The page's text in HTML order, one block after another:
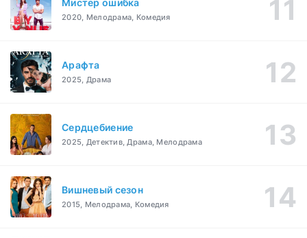
Мистер ошибка
2020, Мелодрама, Комедия
Арафта
2025, Драма
Сердцебиение
2025, Детектив, Драма, Мелодрама
Вишневый сезон
2015, Мелодрама, Комедия